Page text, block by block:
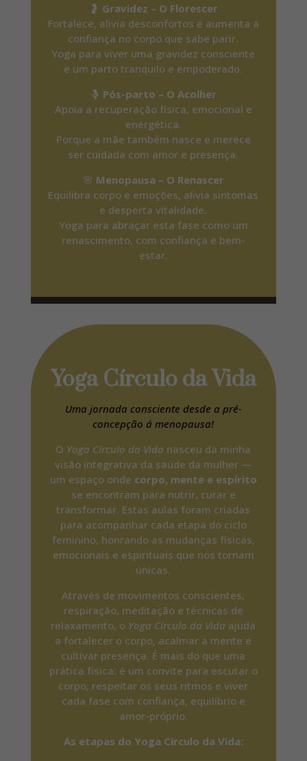
🤰 Gravidez – O Florescer
Fortalece, alivia desconfortos e aumenta a
confiança no corpo que sabe parir.
Yoga para viver uma gravidez consciente
e um parto tranquilo e empoderado.
🤱 Pós-parto – O Acolher
Apoia a recuperação física, emocional e
energética.
Porque a mãe também nasce e merece
ser cuidada com amor e presença.
🌸 Menopausa – O Renascer
Equilibra corpo e emoções, alivia sintomas
e desperta vitalidade.
Yoga para abraçar esta fase como um
renascimento, com confiança e bem-
estar.
Yoga Círculo da Vida
Uma jornada consciente desde a pré-
concepção á menopausa!
O Yoga Círculo da Vida nasceu da minha
visão integrativa da saúde da mulher —
um espaço onde corpo, mente e espírito
se encontram para nutrir, curar e
transformar. Estas aulas foram criadas
para acompanhar cada etapa do ciclo
feminino, honrando as mudanças físicas,
emocionais e espirituais que nos tornam
únicas.
Através de movimentos conscientes,
respiração, meditação e técnicas de
relaxamento, o Yoga Círculo da Vida ajuda
a fortalecer o corpo, acalmar a mente e
cultivar presença. É mais do que uma
prática física: é um convite para escutar o
corpo, respeitar os seus ritmos e viver
cada fase com confiança, equilíbrio e
amor-próprio.
As etapas do Yoga Círculo da Vida: